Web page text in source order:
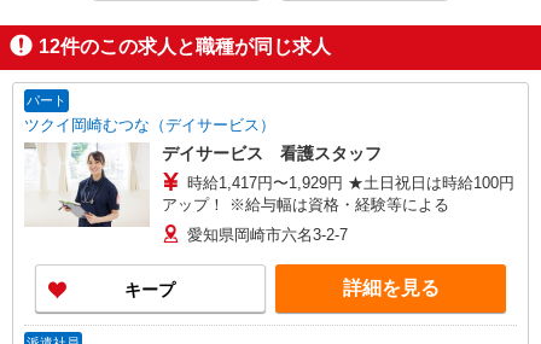
12件のこの求人と職種が同じ求人
パート
ツクイ岡崎むつな（デイサービス）
デイサービス 看護スタッフ
時給1,417円〜1,929円 ★土日祝日は時給100円
アップ！ ※給与幅は資格・経験等による
愛知県岡崎市六名3-2-7
キープ 詳細を見る